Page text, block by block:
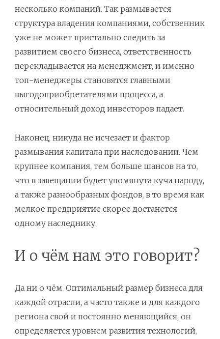
несколько компаний. Так размывается
структура владения компаниями, собственник
уже не может пристально следить за
развитием своего бизнеса, ответственность
перекладывается на менеджмент, и именно
топ-менеджеры становятся главными
выгодоприобретателями процесса, а
относительный доход инвесторов падает.
Наконец, никуда не исчезает и фактор
размывания капитала при наследовании. Чем
крупнее компания, тем больше шансов на то,
что в завещании будет упомянута куча народу,
а также разнообразных фондов, в то время как
мелкое предприятие скорее достанется
одному наследнику.
И о чём нам это говорит?
Да ни о чём. Оптимальный размер бизнеса для
каждой отрасли, а часто также и для каждого
региона свой и постоянно меняющийся, он
определяется уровнем развития технологий,